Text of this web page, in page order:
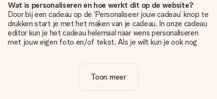
Wat is personaliseren en hoe werkt dit op de website?
Door bij een cadeau op de ‘Personaliseer jouw cadeau’ knop te
drukken start je met het maken van je cadeau. In onze cadeau
editor kun je het cadeau helemaal naar wens personaliseren
met jouw eigen foto en/of tekst. Als je wilt kun je ook nog
Is personalisatie in de prijs inbegrepen?
De prijs die op de website wordt getoond is inclusief de
Toon meer